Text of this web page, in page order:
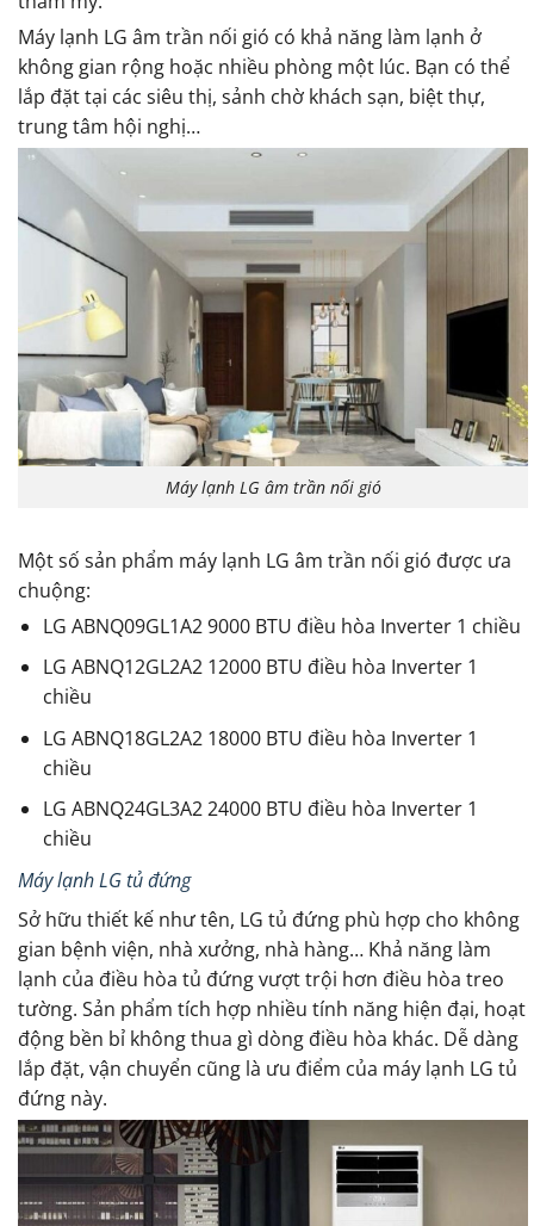
Máy lạnh LG âm trần nối gió có khả năng làm lạnh ở
không gian rộng hoặc nhiều phòng một lúc. Bạn có thể
lắp đặt tại các siêu thị, sảnh chờ khách sạn, biệt thự,
trung tâm hội nghị…
Máy lạnh LG âm trần nối gió
Một số sản phẩm máy lạnh LG âm trần nối gió được ưa
chuộng:
LG ABNQ09GL1A2 9000 BTU điều hòa Inverter 1 chiều
LG ABNQ12GL2A2 12000 BTU điều hòa Inverter 1
chiều
LG ABNQ18GL2A2 18000 BTU điều hòa Inverter 1
chiều
LG ABNQ24GL3A2 24000 BTU điều hòa Inverter 1
chiều
Máy lạnh LG tủ đứng
Sở hữu thiết kế như tên, LG tủ đứng phù hợp cho không
gian bệnh viện, nhà xưởng, nhà hàng… Khả năng làm
lạnh của điều hòa tủ đứng vượt trội hơn điều hòa treo
tường. Sản phẩm tích hợp nhiều tính năng hiện đại, hoạt
động bền bỉ không thua gì dòng điều hòa khác. Dễ dàng
lắp đặt, vận chuyển cũng là ưu điểm của máy lạnh LG tủ
đứng này.